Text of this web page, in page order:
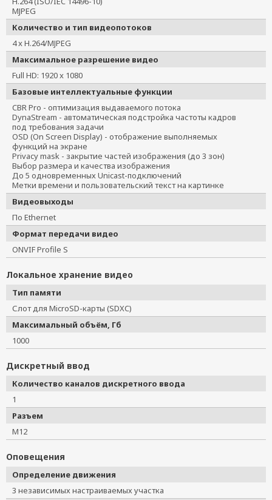
MJPEG
Количество и тип видеопотоков
4 x H.264/MJPEG
Максимальное разрешение видео
Full HD: 1920 x 1080
Базовые интеллектуальные функции
CBR Pro - оптимизация выдаваемого потока
DynaStream - автоматическая подстройка частоты кадров
под требования задачи
OSD (On Screen Display) - отображение выполняемых
функций на экране
Privacy mask - закрытие частей изображения (до 3 зон)
Выбор размера и качества изображения
До 5 одновременных Unicast-подключений
Метки времени и пользовательский текст на картинке
Видеовыходы
По Ethernet
Формат передачи видео
ONVIF Profile S
Локальное хранение видео
Тип памяти
Слот для MicroSD-карты (SDXC)
Максимальный объём, Гб
1000
Дискретный ввод
Количество каналов дискретного ввода
1
Разъем
M12
Оповещения
Определение движения
3 независимых настраиваемых участка